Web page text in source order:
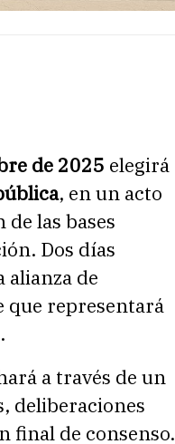
de 2025 elegirá
, en un acto
las bases
Dos días
alianza de
representará
a través de un
deliberaciones
final de consenso.